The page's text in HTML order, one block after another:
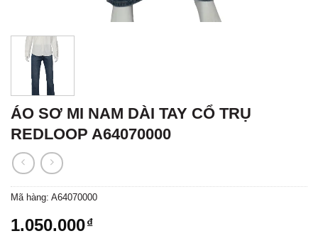
ÁO SƠ MI NAM DÀI TAY CỔ TRỤ
REDLOOP A64070000
Mã hàng: A64070000
1.050.000₫